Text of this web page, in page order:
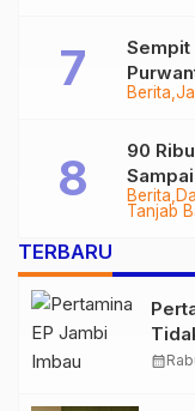
Berita
Sempit
Berita
Tanjab
90
Audit
TERBARU
calendar_month